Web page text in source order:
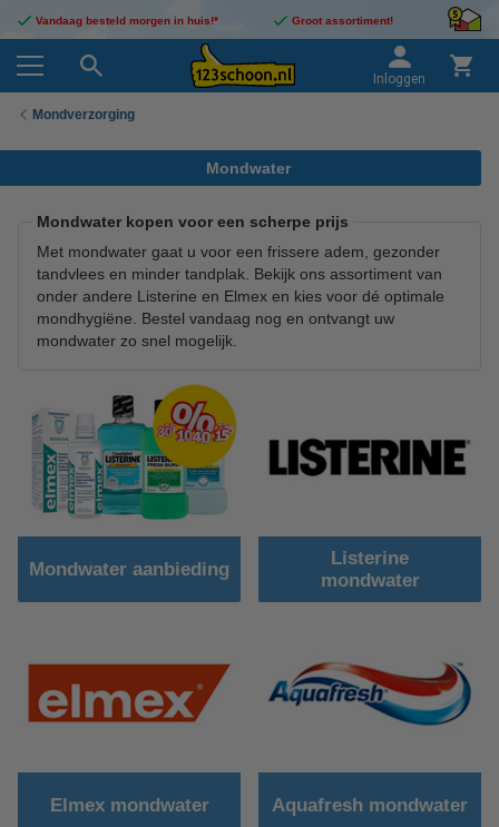
Vandaag besteld morgen in huis!* Groot assortiment!
Inloggen
Mondverzorging
Mondwater
Mondwater kopen voor een scherpe prijs
Met mondwater gaat u voor een frissere adem, gezonder
tandvlees en minder tandplak. Bekijk ons assortiment van
onder andere Listerine en Elmex en kies voor dé optimale
mondhygiëne. Bestel vandaag nog en ontvangt uw
mondwater zo snel mogelijk.
Mondwater aanbieding
Listerine
mondwater
Elmex mondwater Aquafresh mondwater